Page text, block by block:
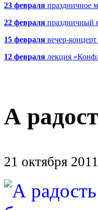
23 февраля праздничное
22 февраля праздничный
15 февраля вечер-
12 февраля лекция
А
21 октября